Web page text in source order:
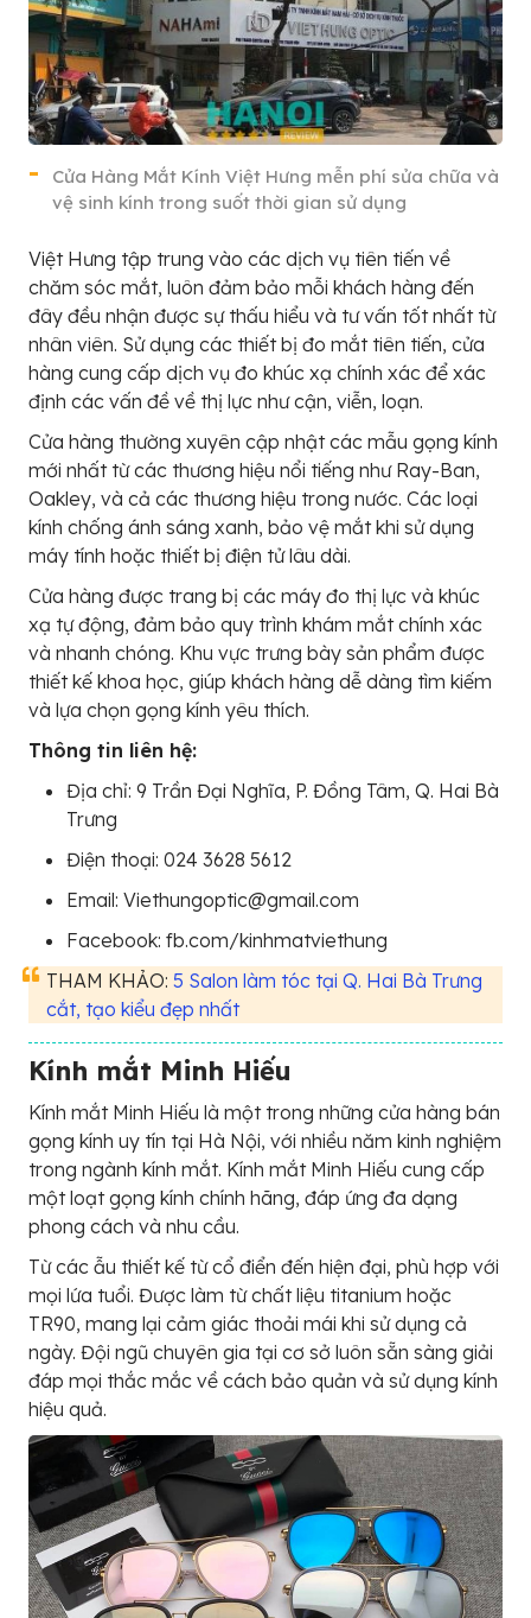
Cửa Hàng Mắt Kính Việt Hưng mễn phí sửa chữa và
vệ sinh kính trong suốt thời gian sử dụng
Việt Hưng tập trung vào các dịch vụ tiên tiến về
chăm sóc mắt, luôn đảm bảo mỗi khách hàng đến
đây đều nhận được sự thấu hiểu và tư vấn tốt nhất từ
nhân viên. Sử dụng các thiết bị đo mắt tiên tiến, cửa
hàng cung cấp dịch vụ đo khúc xạ chính xác để xác
định các vấn đề về thị lực như cận, viễn, loạn.
Cửa hàng thường xuyên cập nhật các mẫu gọng kính
mới nhất từ các thương hiệu nổi tiếng như Ray-Ban,
Oakley, và cả các thương hiệu trong nước. Các loại
kính chống ánh sáng xanh, bảo vệ mắt khi sử dụng
máy tính hoặc thiết bị điện tử lâu dài.
Cửa hàng được trang bị các máy đo thị lực và khúc
xạ tự động, đảm bảo quy trình khám mắt chính xác
và nhanh chóng. Khu vực trưng bày sản phẩm được
thiết kế khoa học, giúp khách hàng dễ dàng tìm kiếm
và lựa chọn gọng kính yêu thích.
Thông tin liên hệ:
Địa chỉ: 9 Trần Đại Nghĩa, P. Đồng Tâm, Q. Hai Bà
Trưng
Điện thoại: 024 3628 5612
Email: Viethungoptic@gmail.com
Facebook: fb.com/kinhmatviethung
THAM KHẢO: 5 Salon làm tóc tại Q. Hai Bà Trưng
cắt, tạo kiểu đẹp nhất
Kính mắt Minh Hiếu
Kính mắt Minh Hiếu là một trong những cửa hàng bán
gọng kính uy tín tại Hà Nội, với nhiều năm kinh nghiệm
trong ngành kính mắt. Kính mắt Minh Hiếu cung cấp
một loạt gọng kính chính hãng, đáp ứng đa dạng
phong cách và nhu cầu.
Từ các ẫu thiết kế từ cổ điển đến hiện đại, phù hợp với
mọi lứa tuổi. Được làm từ chất liệu titanium hoặc
TR90, mang lại cảm giác thoải mái khi sử dụng cả
ngày. Đội ngũ chuyên gia tại cơ sở luôn sẵn sàng giải
đáp mọi thắc mắc về cách bảo quản và sử dụng kính
hiệu quả.